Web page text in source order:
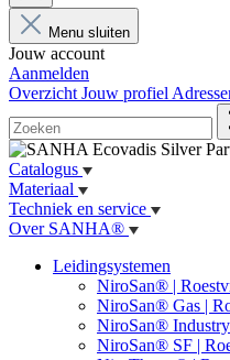
Menu sluiten
Jouw account
Aanmelden
Overzicht Jouw profiel
Catalogus
Materiaal
Techniek en service
Over SANHA®
Leidingsystemen
NiroSan® |
NiroSan® Gas |
NiroSan®
NiroSan® SF |